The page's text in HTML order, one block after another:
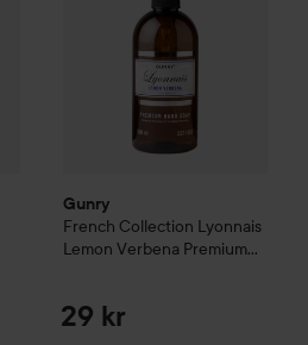
Gunry
French Collection Lyonnais
Lemon Verbena Premium
29 kr